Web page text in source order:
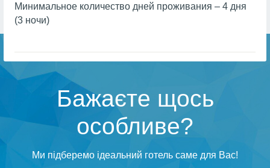
Минимальное количество дней проживания – 4 дня
(3 ночи)
Бажаєте щось
особливе?
Ми підберемо ідеальний готель саме для Вас!